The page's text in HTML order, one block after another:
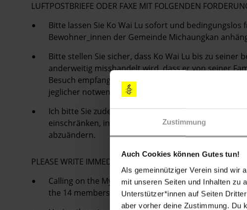
Zustimmung
Auch Cookies können Gutes tun!
Als gemeinnütziger Verein sind wir
mit unseren Seiten und Inhalten zu
Unterstützer*innen auf Seiten
aber vorher deine Zustimmung. Du
LUFTPOSTBRIEFE ODER FAXE MIT FOLGENDEN
Bitte lassen Sie Ko Wai Lu sofort und bedingungslos
Bewohner_innen der Gemeinde Michaungkan
Bitte stellen Sie sicher, dass Ko Wai Lu bis zu
anderweitig misshandelt wird, dass er von seiner
Besuch empfangen kann, dass er nicht in ein
jeglicher notwendiger medizinischer Versorgung
Ich bitte Sie zudem, alle Gesetze, welche die
einschränken, in Übereinstimmung mit
abzuändern.
PLEASE WRITE IMMEDIATELY
Calling on the Myanmar authorities to release Ko
the 14 members of the Michaungkan community.